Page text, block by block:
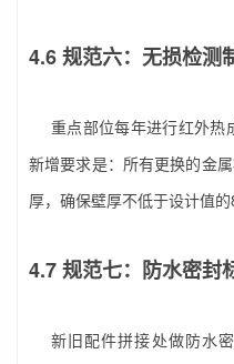
4.6 规范六：无损检测
重点部位每年进行红外热
新增要求是：所有更换的金
厚，确保壁厚不低于设计值的
4.7 规范七：防水密封
新旧配件拼接处做防水